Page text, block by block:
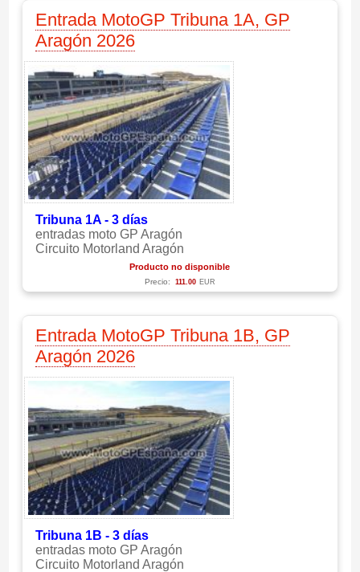
Entrada MotoGP Tribuna 1A, GP
Aragón 2026
Tribuna 1A - 3 días
entradas moto GP Aragón
Circuito Motorland Aragón
Producto no disponible
Precio: 111.00 EUR
Entrada MotoGP Tribuna 1B, GP
Aragón 2026
Tribuna 1B - 3 días
entradas moto GP Aragón
Circuito Motorland Aragón